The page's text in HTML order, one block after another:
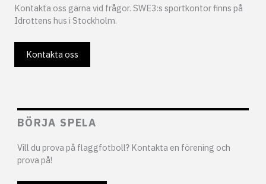
Kontakta oss gärna vid frågor. SWE3:s sportkontor finns på
Idrottens hus i Stockholm.
Kontakta oss
BÖRJA SPELA
Vill du prova på flaggfotboll? Kontakta en förening och
prova på!